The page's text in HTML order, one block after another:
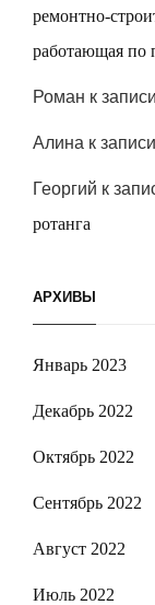
ремонтно-
работающая по
Роман к записи
Алина к записи
Георгий к
ротанга
АРХИВЫ
Январь 2023
Декабрь 2022
Октябрь 2022
Сентябрь 2022
Август 2022
Июль 2022